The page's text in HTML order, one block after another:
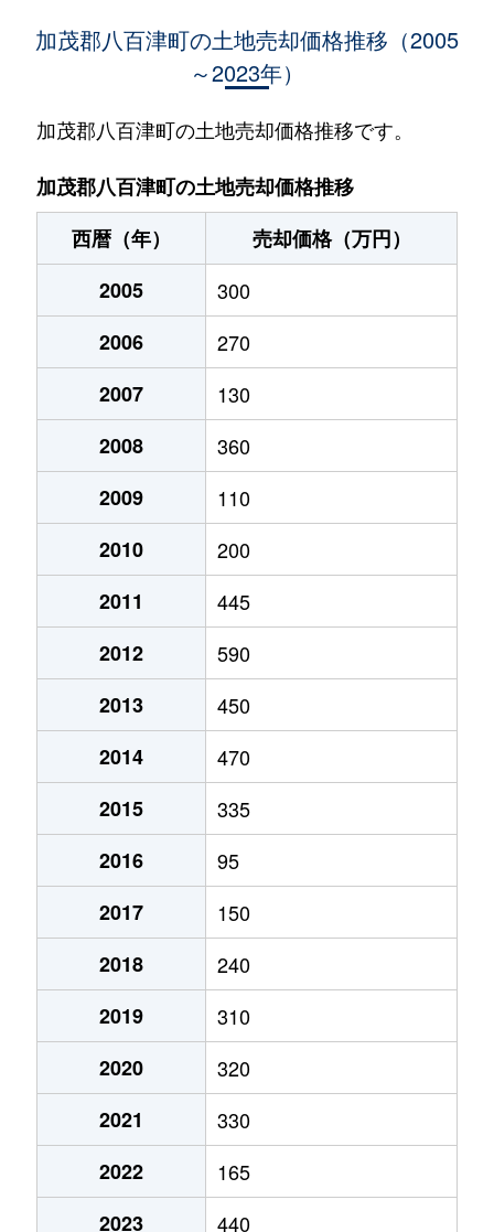
加茂郡八百津町の土地売却価格推移（2005
～2023年）
加茂郡八百津町の土地売却価格推移です。
加茂郡八百津町の土地売却価格推移
西暦（年）
売却価格（万円）
2005
300
2006
270
2007
130
2008
360
2009
110
2010
200
2011
445
2012
590
2013
450
2014
470
2015
335
2016
95
2017
150
2018
240
2019
310
2020
320
2021
330
2022
165
2023
440